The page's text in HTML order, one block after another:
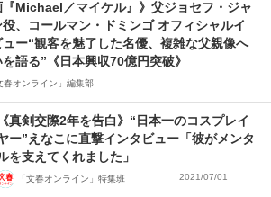
『Michael／マイケル』》父ジョセフ・ジャ
役、コールマン・ドミンゴ オフィシャルイ
ュー“観客を魅了した名優、複雑な父親像へ
語る”《日本興収70億円突破》
春オンライン」編集部
《真剣交際2年を告白》“日本一のコスプレイ
ー”えなこに直撃インタビュー「彼がメンタ
を支えてくれました」
「文春オンライン」特集班 2021/07/01